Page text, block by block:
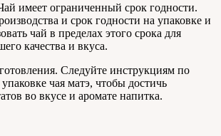
имеет ограниченный срок годности.
и срок годности на упаковке и
чай в пределах этого срока для
качества и вкуса.
Следуйте инструкциям по
чая матэ, чтобы достичь
во вкусе и аромате напитка.